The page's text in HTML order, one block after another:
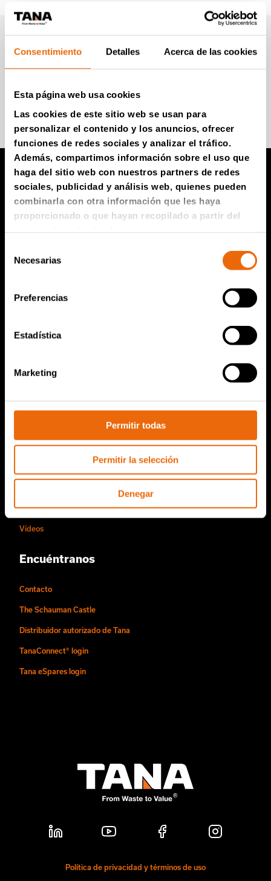
Consentimiento Detalles Acerca de las cookies
Esta página web usa cookies
Las cookies de este sitio web se usan para
personalizar el contenido y los anuncios, ofrecer
funciones de redes sociales y analizar el tráfico.
Además, compartimos información sobre el uso que
haga del sitio web con nuestros partners de redes
sociales, publicidad y análisis web, quienes pueden
combinarla con otra información que les haya
proporcionado o que hayan recopilado a partir del
deNecesarias
Preferencias
Estadística
Marketing
Permitir todas
Permitir la selección
Denegar
Boletín informativo de
Tana (en Inglés)
Productos TANA
Compactador de vertedero TANA
Criba de disco TANA
Historia de Tana
Personas y oportunidades laborales
Vídeos
Encuéntranos
Contacto
The Schauman Castle
Distribuidor autorizado de Tana
TanaConnect® login
Tana eSpares login
Política de privacidad y términos de uso